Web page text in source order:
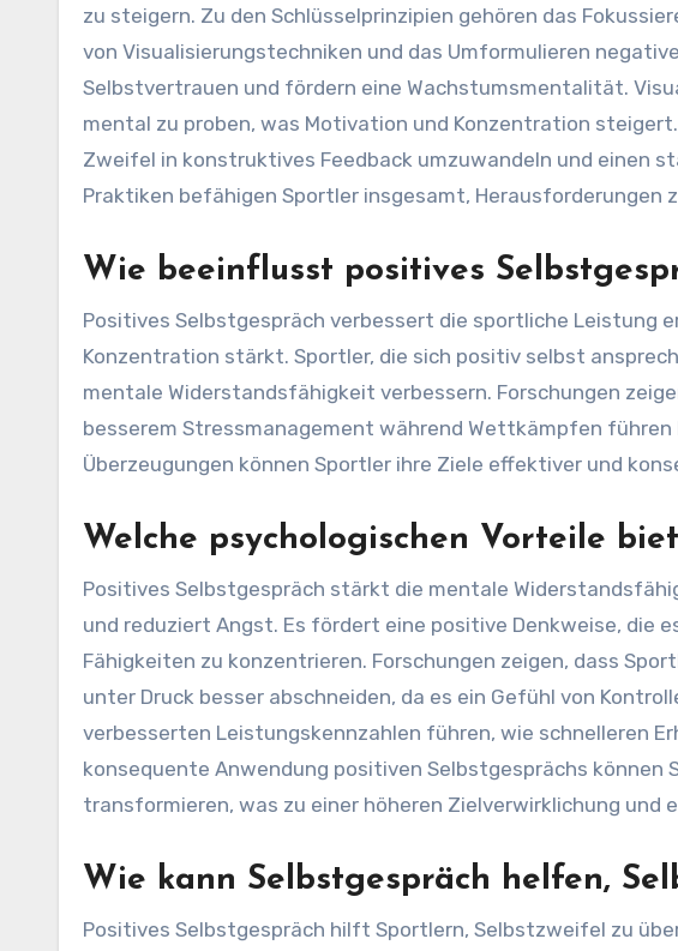
zu steigern. Zu den Schlüsselprinzipien gehören das
von Visualisierungstechniken und das Umformulieren
Selbstvertrauen und fördern eine Wachstumsmentalität.
mental zu proben, was Motivation und Konzentration
Zweifel in konstruktives Feedback umzuwandeln und einen
Praktiken befähigen Sportler insgesamt, Herausforderungen
Wie beeinflusst positives
Positives Selbstgespräch verbessert die sportliche Leistung
Konzentration stärkt. Sportler, die sich positiv selbst
mentale Widerstandsfähigkeit verbessern. Forschungen
besserem Stressmanagement während Wettkämpfen führen
Überzeugungen können Sportler ihre Ziele effektiver und
Welche psychologischen Vorteile
Positives Selbstgespräch stärkt die mentale
und reduziert Angst. Es fördert eine positive Denkweise, die
Fähigkeiten zu konzentrieren. Forschungen zeigen, dass
unter Druck besser abschneiden, da es ein Gefühl von
verbesserten Leistungskennzahlen führen, wie schnelleren
konsequente Anwendung positiven Selbstgesprächs können
transformieren, was zu einer höheren Zielverwirklichung und
Wie kann Selbstgespräch helfen,
Positives Selbstgespräch hilft Sportlern, Selbstzweifel zu